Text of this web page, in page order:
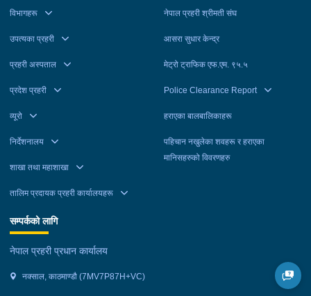
विभागहरू
उपत्यका प्रहरी
प्रहरी अस्पताल
प्रदेश प्रहरी
व्यूरो
निर्देशनालय
शाखा तथा महाशाखा
तालिम प्रदायक प्रहरी कार्यालयहरू
नेपाल प्रहरी श्रीमती संघ
आसरा सुधार केन्द्र
मेट्रो ट्राफिक एफ.एम. ९५.५
Police Clearance Report
हराएका बालबालिकाहरू
पहिचान नखुलेका शवहरू र हराएका
मानिसहरुको विवरणहरु
सम्पर्कको लागि
नेपाल प्रहरी प्रधान कार्यालय
नक्साल, काठमाण्डौ (7MV7P87H+VC)